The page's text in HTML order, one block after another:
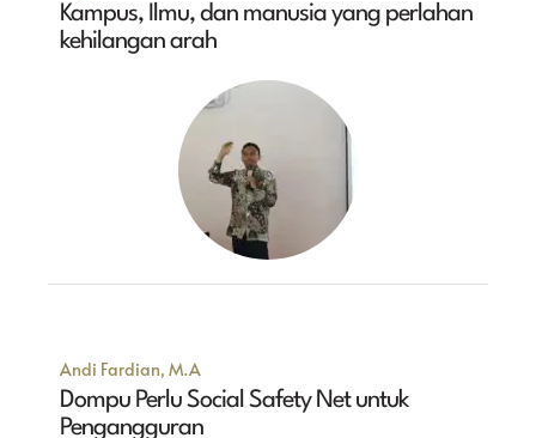
Kampus, Ilmu, dan manusia yang perlahan
kehilangan arah
Andi Fardian, M.A
Dompu Perlu Social Safety Net untuk
Pengangguran